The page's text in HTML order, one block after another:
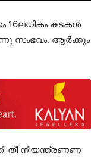
16ലധികം കടകൾ
സംഭവം. ആർക്കും
തീ നിയന്ത്രണണ